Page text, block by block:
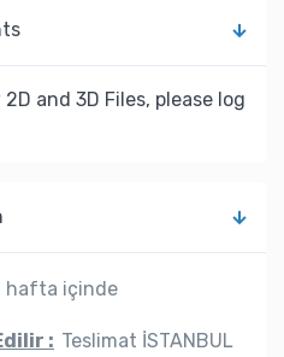
and 3D Files, please log
hafta içinde
: Teslimat İSTANBUL